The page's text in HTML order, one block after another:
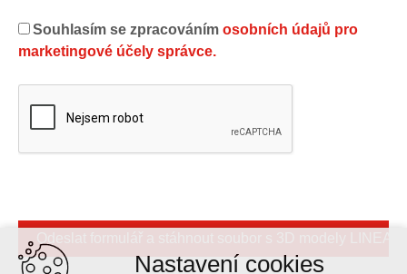
Souhlasím se zpracováním osobních údajů pro
marketingové účely správce.
Nastavení cookies